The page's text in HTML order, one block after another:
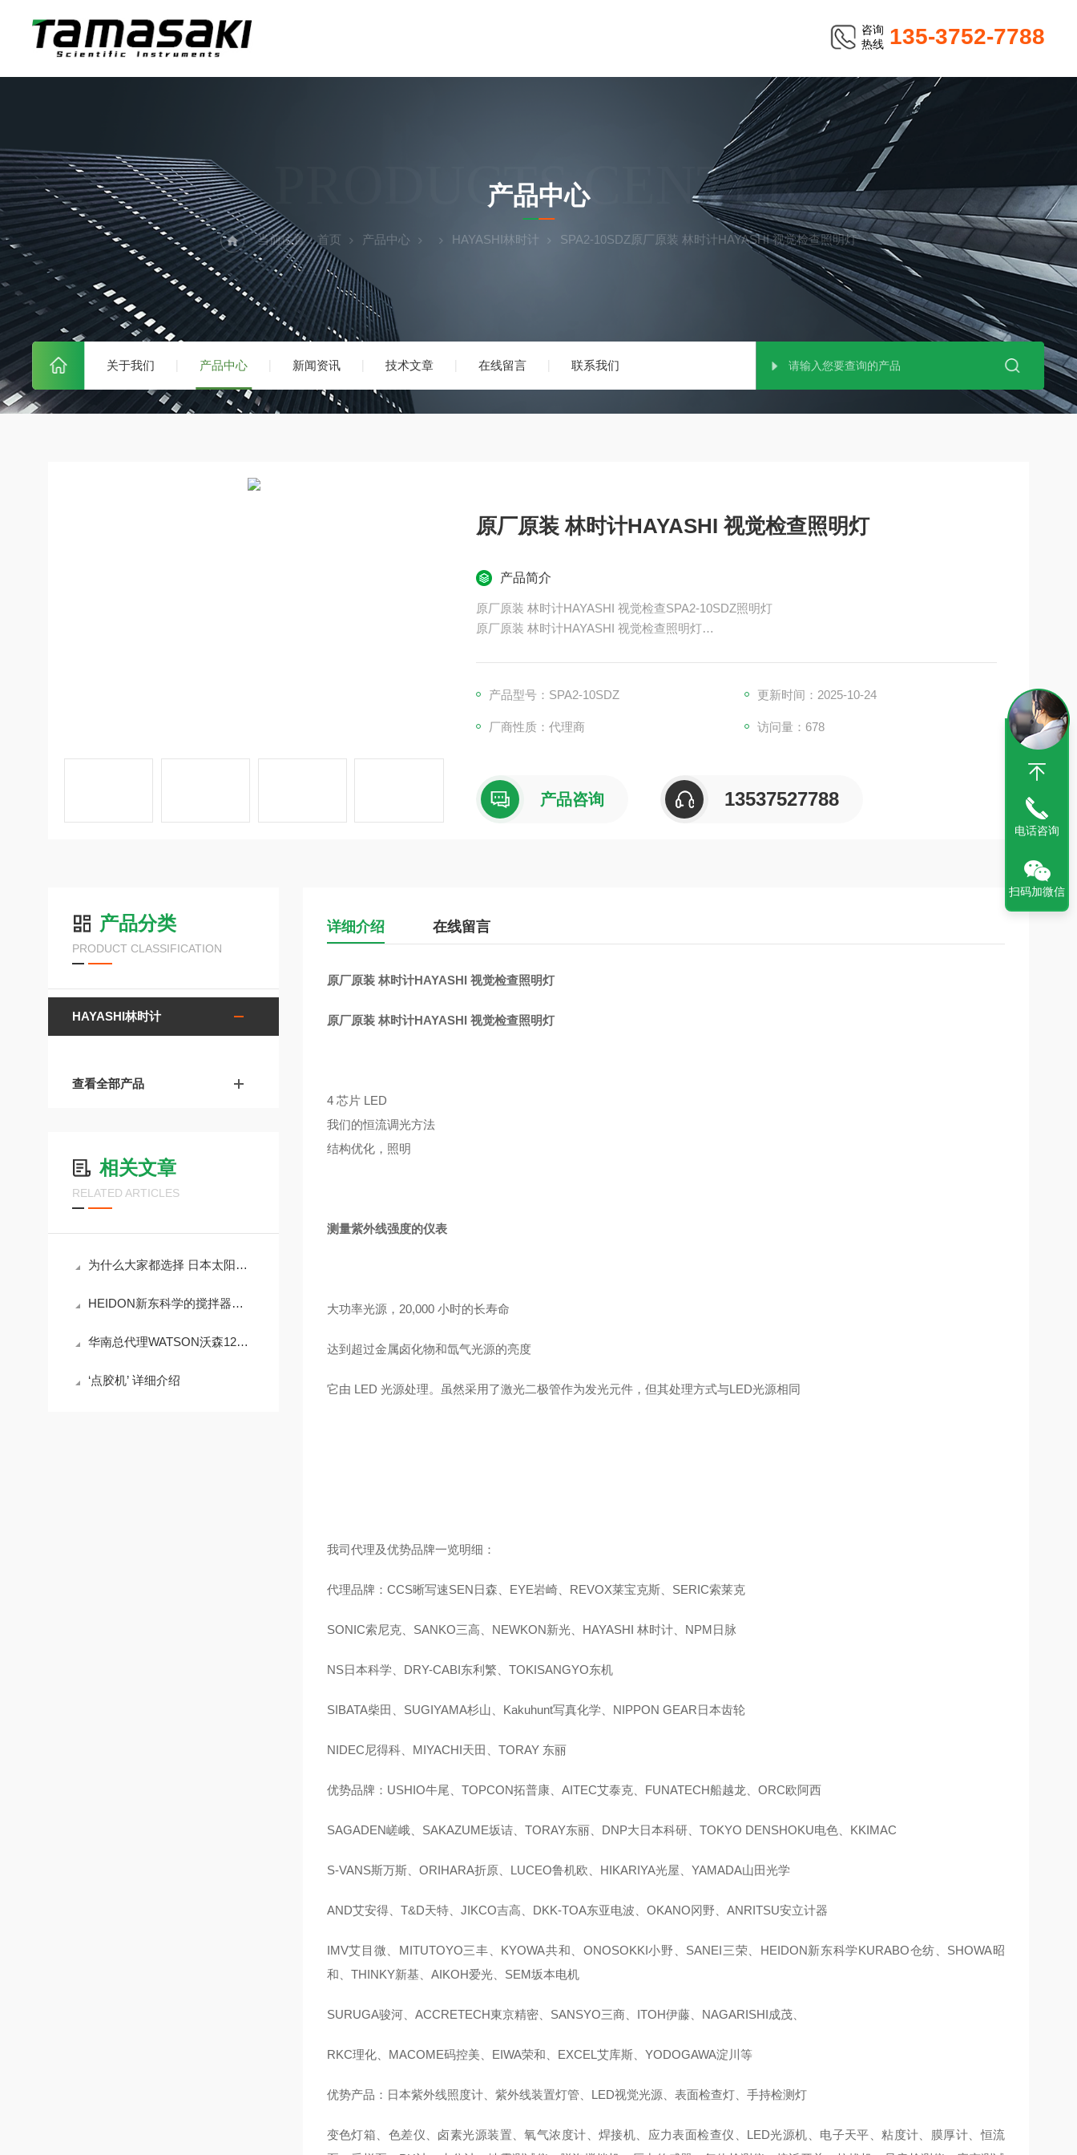
咨询
热线 135-3752-7788
关于我们 产品中心 新闻资讯 技术文章 在线留言 联系我们
PRODUCTS CENTER
产品中心
当前位置：首页 产品中心 HAYASHI林时计 SPA2-10SDZ原厂原装 林时计HAYASHI 视觉检查照明灯
原厂原装 林时计HAYASHI 视觉检查照明灯
产品简介
原厂原装 林时计HAYASHI 视觉检查SPA2-10SDZ照明灯
原厂原装 林时计HAYASHI 视觉检查照明灯
结构优化，照明效果
产品型号：SPA2-10SDZ 更新时间：2025-10-24
厂商性质：代理商 访问量：678
产品咨询 13537527788
产品分类
PRODUCT CLASSIFICATION
HAYASHI林时计
查看全部产品
相关文章
RELATED ARTICLES
为什么大家都选择 日本太阳能灯？
HEIDON新东科学的搅拌器有什么优势？
华南总代理WATSON沃森1252-207CS滤芯吸头
‘点胶机’ 详细介绍
详细介绍 在线留言
原厂原装 林时计HAYASHI 视觉检查照明灯
原厂原装 林时计HAYASHI 视觉检查照明灯
4 芯片 LED
我们的恒流调光方法
结构优化，照明
测量紫外线强度的仪表
大功率光源，20,000 小时的长寿命
达到超过金属卤化物和氙气光源的亮度
它由 LED 光源处理。虽然采用了激光二极管作为发光元件，但其处理方式与LED光源相同
我司代理及优势品牌一览明细：
代理品牌：CCS晰写速SEN日森、EYE岩崎、REVOX莱宝克斯、SERIC索莱克
SONIC索尼克、SANKO三高、NEWKON新光、HAYASHI 林时计、NPM日脉
NS日本科学、DRY-CABI东利繁、TOKISANGYO东机
SIBATA柴田、SUGIYAMA杉山、Kakuhunt写真化学、NIPPON GEAR日本齿轮
NIDEC尼得科、MIYACHI天田、TORAY 东丽
优势品牌：USHIO牛尾、TOPCON拓普康、AITEC艾泰克、FUNATECH船越龙、ORC欧阿西
SAGADEN嵯峨、SAKAZUME坂诘、TORAY东丽、DNP大日本科研、TOKYO DENSHOKU电色、KKIMAC
S-VANS斯万斯、ORIHARA折原、LUCEO鲁机欧、HIKARIYA光屋、YAMADA山田光学
AND艾安得、T&D天特、JIKCO吉高、DKK-TOA东亚电波、OKANO冈野、ANRITSU安立计器
IMV艾目微、MITUTOYO三丰、KYOWA共和、ONOSOKKI小野、SANEI三荣、HEIDON新东科学KURABO仓纺、SHOWA昭
和、THINKY新基、AIKOH爱光、SEM坂本电机
SURUGA骏河、ACCRETECH東京精密、SANSYO三商、ITOH伊藤、NAGARISHI成茂、
RKC理化、MACOME码控美、EIWA荣和、EXCEL艾库斯、YODOGAWA淀川等
优势产品：日本紫外线照度计、紫外线装置灯管、LED视觉光源、表面检查灯、手持检测灯
变色灯箱、色差仪、卤素光源装置、氧气浓度计、焊接机、应力表面检查仪、LED光源机、电子天平、粘度计、膜厚计、恒流
电话咨询
扫码加微信